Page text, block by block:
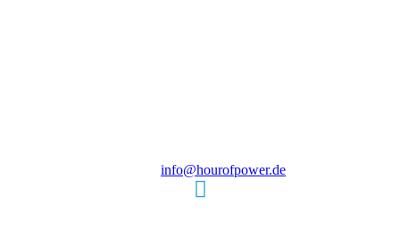
info@hourofpower.de